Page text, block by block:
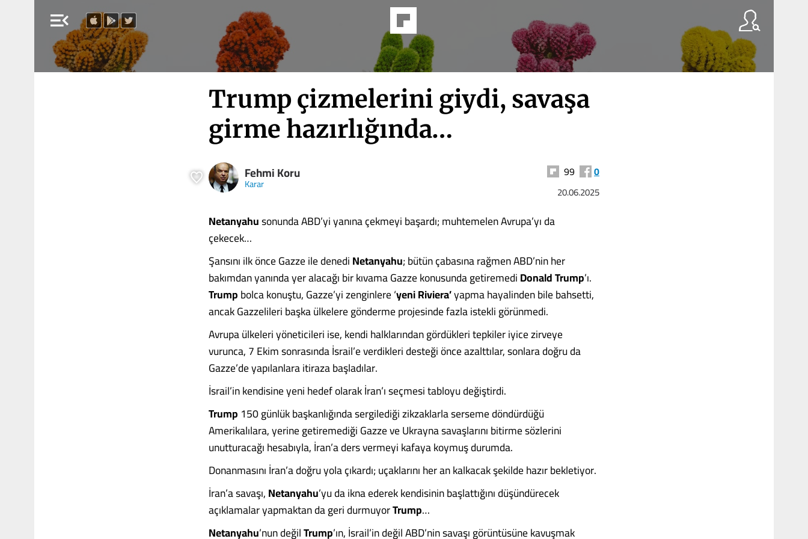
menu_open
Trump çizmelerini giydi, savaşa
girme hazırlığında…
Fehmi Koru
Karar
99 0
20.06.2025
Netanyahusonunda ABD’yi yanına çekmeyi başardı; muhtemelen Avrupa’yı da
çekecek…
Şansını ilk önce Gazze ile denediNetanyahu; bütün çabasına rağmen ABD’nin her
bakımdan yanında yer alacağı bir kıvama Gazze konusunda getiremediDonald Trump’ı.
Trumpbolca konuştu, Gazze’yi zenginlere ‘yeni Riviera’yapma hayalinden bile bahsetti,
ancak Gazzelileri başka ülkelere gönderme projesinde fazla istekli görünmedi.
Avrupa ülkeleri yöneticileri ise, kendi halklarından gördükleri tepkiler iyice zirveye
vurunca, 7 Ekim sonrasında İsrail’e verdikleri desteği önce azalttılar, sonlara doğru da
Gazze’de yapılanlara itiraza başladılar.
İsrail’in kendisine yeni hedef olarak İran’ı seçmesi tabloyu değiştirdi.
Trump 150 günlük başkanlığında sergilediği zikzaklarla serseme döndürdüğü
Amerikalılara, yerine getiremediği Gazze ve Ukrayna savaşlarını bitirme sözlerini
unutturacağı hesabıyla, İran’a ders vermeyi kafaya koymuş durumda.
Donanmasını İran’a doğru yola çıkardı; uçaklarını her an kalkacak şekilde hazır bekletiyor.
İran’a savaşı,Netanyahu’yu da ikna ederek kendisinin başlattığını düşündürecek
açıklamalar yapmaktan da geri durmuyorTrump…
Netanyahu’nun değilTrump’ın, İsrail’in değil ABD’nin savaşı görüntüsüne kavuşmak